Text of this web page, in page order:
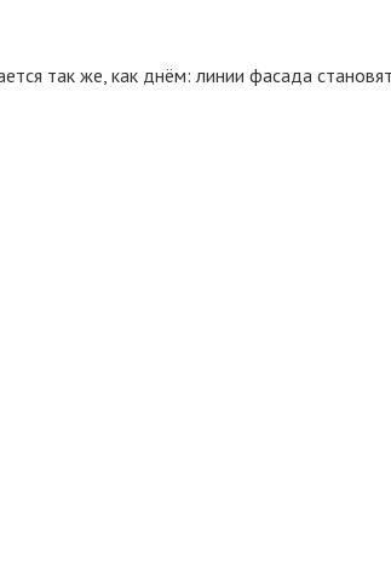
так же, как днём: линии фасада